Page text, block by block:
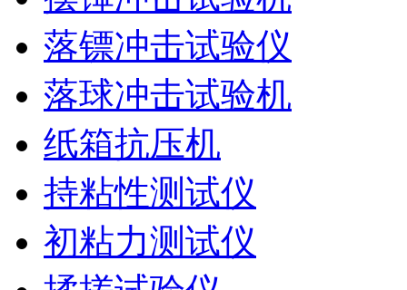
落镖冲击试验仪
落球冲击试验机
纸箱抗压机
持粘性测试仪
初粘力测试仪